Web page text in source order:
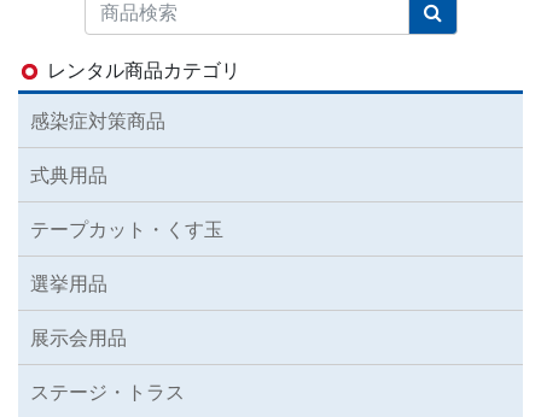
レンタル商品カテゴリ
感染症対策商品
式典用品
テープカット・くす玉
選挙用品
展示会用品
ステージ・トラス